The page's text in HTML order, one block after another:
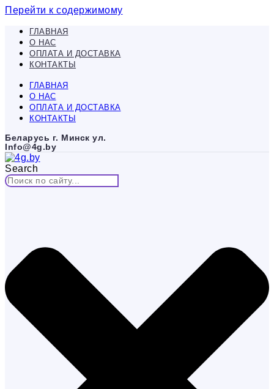
Перейти к содержимому
ГЛАВНАЯ
О НАС
ОПЛАТА И ДОСТАВКА
КОНТАКТЫ
ГЛАВНАЯ
О НАС
ОПЛАТА И ДОСТАВКА
КОНТАКТЫ
Беларусь г. Минск ул.
Info@4g.by
Search